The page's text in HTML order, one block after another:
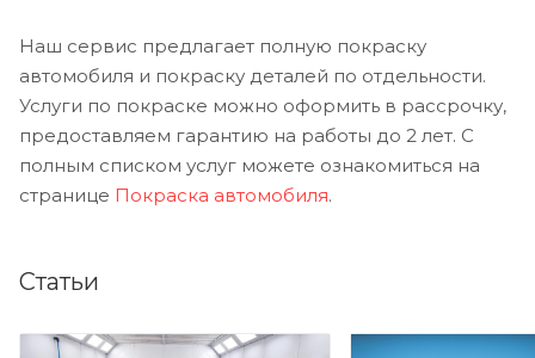
Наш сервис предлагает полную покраску
автомобиля и покраску деталей по отдельности.
Услуги по покраске можно оформить в рассрочку,
предоставляем гарантию на работы до 2 лет. С
полным списком услуг можете ознакомиться на
странице Покраска автомобиля.
Статьи